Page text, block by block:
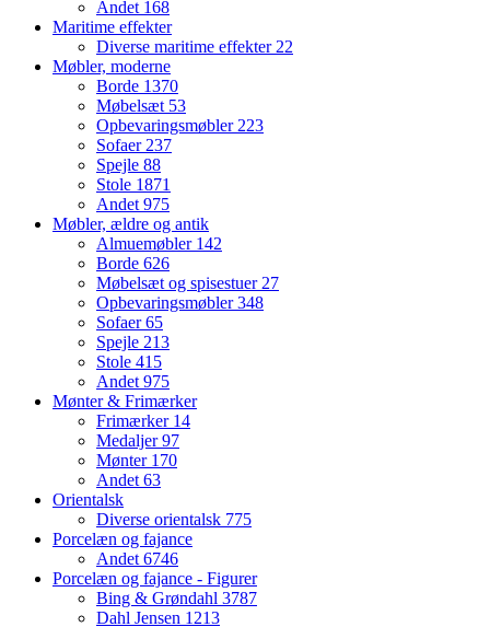
Andet 168
Maritime effekter
Diverse maritime effekter22
Møbler, moderne
Borde 1370
Møbelsæt 53
Opbevaringsmøbler223
Sofaer237
Spejle 88
Stole 1871
Andet975
Møbler, ældre og antik
Almuemøbler 142
Borde 626
Møbelsæt og spisestuer27
Opbevaringsmøbler348
Sofaer65
Spejle 213
Stole 415
Andet975
Mønter & Frimærker
Frimærker 14
Medaljer97
Mønter 170
Andet63
Orientalsk
Diverse orientalsk 775
Porcelæn og fajance
Andet6746
Porcelæn og fajance - Figurer
Bing & Grøndahl 3787
Dahl Jensen 1213